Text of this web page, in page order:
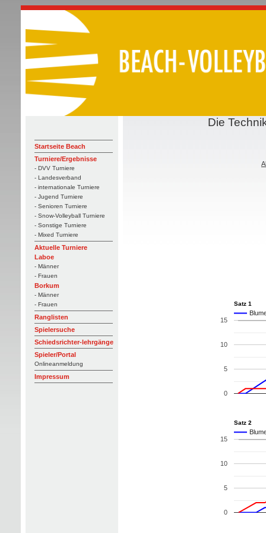
Startseite Beach
Turniere/Ergebnisse
- DVV Turniere
- Landesverband
- internationale Turniere
- Jugend Turniere
- Senioren Turniere
- Snow-Volleyball Turniere
- Sonstige Turniere
- Mixed Turniere
Aktuelle Turniere
Laboe
- Männer
- Frauen
Borkum
- Männer
- Frauen
Ranglisten
Spielersuche
Schiedsrichter-lehrgänge
Spieler/Portal
Onlineanmeldung
Impressum
Die
Satz 1
0
5
10
15
Satz 2
0
5
10
15